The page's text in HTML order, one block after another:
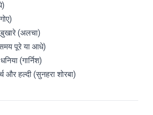
(अलचा)
पूरे या आधे)
(गार्निश)
और हल्दी (सुनहरा शोरबा)